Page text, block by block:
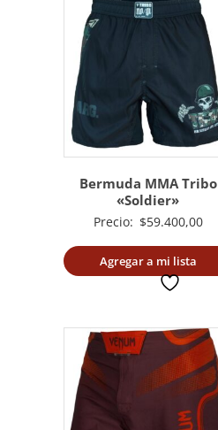
Bermuda MMA Tribo
«Soldier»
Precio: $59.400,00
Agregar a mi lista